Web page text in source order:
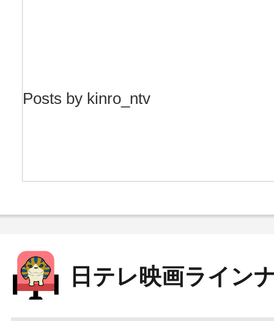
Posts by kinro_ntv
日テレ映画ライン